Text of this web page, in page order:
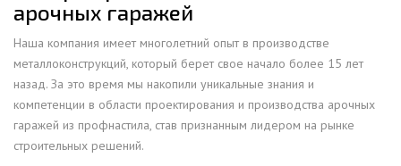
арочных гаражей
Наша компания имеет многолетний опыт в производстве
металлоконструкций, который берет свое начало более 15 лет
назад. За это время мы накопили уникальные знания и
компетенции в области проектирования и производства арочных
гаражей из профнастила, став признанным лидером на рынке
строительных решений.